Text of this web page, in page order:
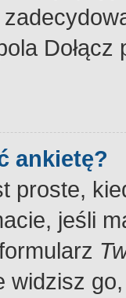
ankietę?
proste,
jeśli
widzisz